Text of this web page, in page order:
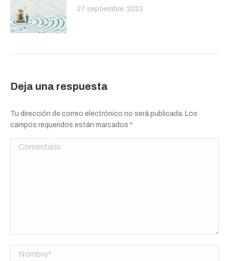
27 septiembre, 2023
Deja una respuesta
Tu dirección de correo electrónico no será publicada. Los
campos requeridos están marcados *
Comentario
Nombre *